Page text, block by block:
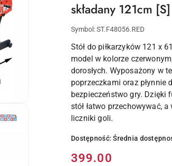
składany 121cm [S]
Symbol:ST.F48056.RED
Stół do piłkarzyków 121 x
model w kolorze
dorosłych. Wyposażony w
poprzeczkami oraz płynnie
bezpieczeństwo gry. Dzięki
stół łatwo przechowywać,
liczniki goli.
Dostępność:Średnia
Cena:
399.00